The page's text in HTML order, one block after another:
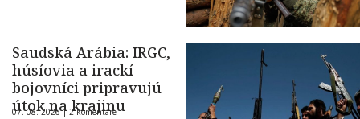
Saudská Arábia: IRGC,
húsíovia a irackí
bojovníci pripravujú
útok na krajinu
07. 08. 2026 |2 komentáre